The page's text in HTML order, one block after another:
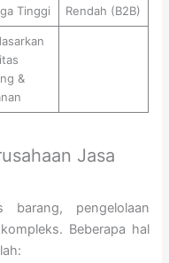
Tinggi
Rendah (B2B)
&
Jasa
barang, pengelolaan
Beberapa hal